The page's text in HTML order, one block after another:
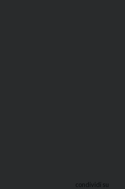
condividi su